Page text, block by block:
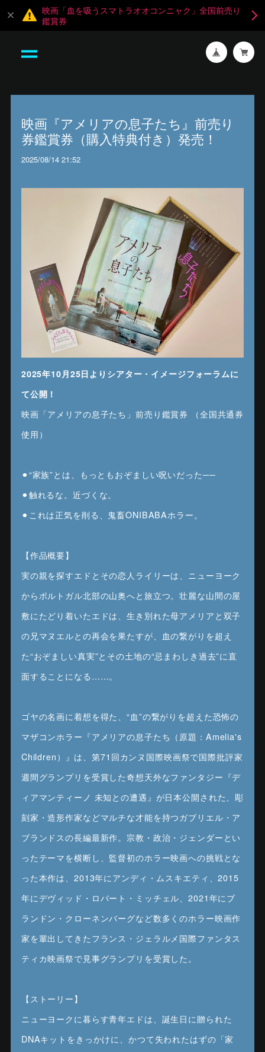
映画「血を吸うスマトラオオコンニャク」全国前売り
鑑賞券
映画『アメリアの息子たち』前売り
券鑑賞券（購入特典付き）発売！
2025/08/14 21:52
2025年10月25日よりシアター・イメージフォーラムに
て公開！
映画「アメリアの息子たち」前売り鑑賞券 （全国共通券
使用）
⚫︎“家族”とは、もっともおぞましい呪いだった──
⚫︎触れるな。近づくな。
⚫︎これは正気を削る、鬼畜ONIBABAホラー。
【作品概要】
実の親を探すエドとその恋人ライリーは、ニューヨーク
からポルトガル北部の山奥へと旅立つ。壮麗な山間の屋
敷にたどり着いたエドは、生き別れた母アメリアと双子
の兄マヌエルとの再会を果たすが、血の繋がりを超え
た“おぞましい真実”とその土地の“忌まわしき過去”に直
面することになる……。
ゴヤの名画に着想を得た、“血”の繋がりを超えた恐怖の
マザコンホラー『アメリアの息子たち（原題：Amelia's
Children）』は、第71回カンヌ国際映画祭で国際批評家
週間グランプリを受賞した奇想天外なファンタジー『デ
ィアマンティーノ 未知との遭遇』が日本公開された、彫
刻家・造形作家などマルチな才能を持つガブリエル・ア
ブランドスの長編最新作。宗教・政治・ジェンダーとい
ったテーマを横断し、監督初のホラー映画への挑戦とな
った本作は、2013年にアンディ・ムスキエティ、2015
年にデヴィッド・ロバート・ミッチェル、2021年にブ
ランドン・クローネンバーグなど数多くのホラー映画作
家を輩出してきたフランス・ジェラルメ国際ファンタス
ティカ映画祭で見事グランプリを受賞した。
【ストーリー】
ニューヨークに暮らす青年エドは、誕生日に贈られた
DNAキットをきっかけに、かつて失われたはずの「家